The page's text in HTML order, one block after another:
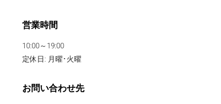
営業時間
10:00～19:00
定休日: 月曜･火曜
お問い合わせ先